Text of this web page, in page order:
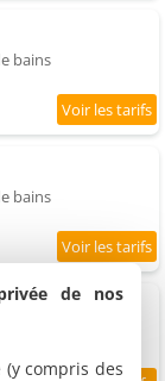
bains
bains
de nos
compris des